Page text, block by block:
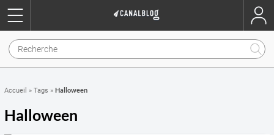
Accueil » Tags » Halloween
Halloween